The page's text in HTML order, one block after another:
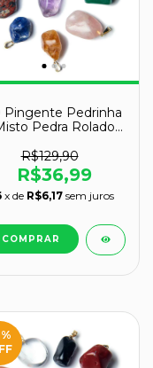
Pingente Pedrinha
Pedra Rolado
R$129,90
R$36,99
x de R$6,17 sem juros
%